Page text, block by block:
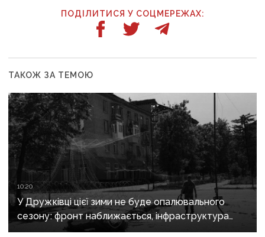
ПОДІЛИТИСЯ У СОЦМЕРЕЖАХ:
ТАКОЖ ЗА ТЕМОЮ
10:20
У Дружківці цієї зими не буде опалювального
сезону: фронт наближається, інфраструктура
критично зруйнована